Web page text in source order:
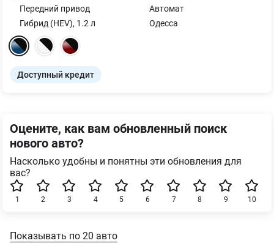
Передний привод
Автомат
Гибрид (HEV), 1.2 л Одесса
Доступный кредит
Оцените, как вам обновленный поиск
нового авто?
Насколько удобны и понятны эти обновления для
вас?
10
9
8
7
6
5
4
3
2
1
Показывать по 20 авто